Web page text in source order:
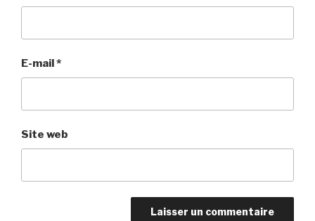
E-mail *
Site web